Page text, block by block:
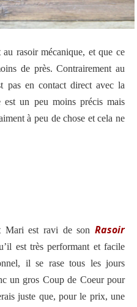
rasoir mécanique, et que ce
de près. Contrairement au
pas en contact direct avec la
un peu moins précis mais
à peu de chose et cela ne
Mari est ravi de sonRasoir
est très performant et facile
il se rase tous les jours
un gros Coup de Coeur pour
juste que, pour le prix, une